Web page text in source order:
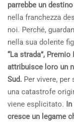
parrebbe un
nella franchezza
noi. Perché,
nella sua dolente
“La strada”,
attribuisce loro un
Sud. Per vivere,
una catastrofe
viene esplicitato.
cresce un legame